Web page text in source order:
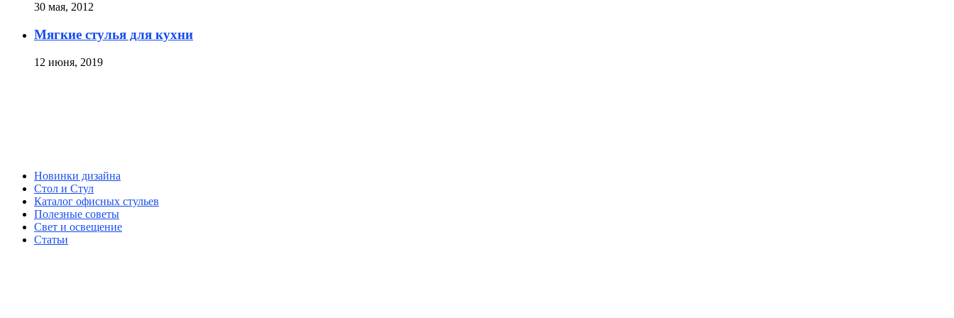
30 мая, 2012
Мягкие стулья для кухни
12 июня, 2019
Новинки дизайна
Стол и Стул
Каталог офисных стульев
Полезные советы
Свет и освещение
Статьи